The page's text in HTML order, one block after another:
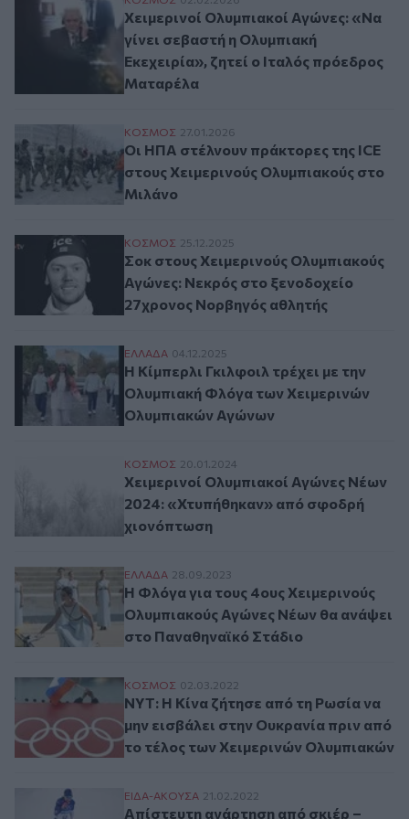
Χειμερινοί Ολυμπιακοί Αγώνες: «Να
γίνει σεβαστή η Ολυμπιακή
Εκεχειρία», ζητεί ο Ιταλός πρόεδρος
Ματαρέλα
Οι ΗΠΑ στέλνουν πράκτορες της ICE
ΚΟΣΜΟΣ 27.01.2026
Οι ΗΠΑ στέλνουν πράκτορες της ICE
στους Χειμερινούς Ολυμπιακούς στο
Μιλάνο
Σοκ στους Χειμερινούς Ολυμπιακούς
ΚΟΣΜΟΣ 25.12.2025
Σοκ στους Χειμερινούς Ολυμπιακούς
Αγώνες: Νεκρός στο ξενοδοχείο
27χρονος Νορβηγός αθλητής
Η Κίμπερλι Γκιλφοιλ τρέχει με την
ΕΛΛAΔΑ 04.12.2025
Η Κίμπερλι Γκιλφοιλ τρέχει με την
Ολυμπιακή Φλόγα των Χειμερινών
Ολυμπιακών Αγώνων
Χειμερινοί Ολυμπιακοί Αγώνες Νέων
ΚΟΣΜΟΣ 20.01.2024
Χειμερινοί Ολυμπιακοί Αγώνες Νέων
2024: «Χτυπήθηκαν» από σφοδρή
χιονόπτωση
H Φλόγα για τους 4ους Χειμερινούς
ΕΛΛAΔΑ 28.09.2023
H Φλόγα για τους 4ους Χειμερινούς
Ολυμπιακούς Αγώνες Νέων θα ανάψει
στο Παναθηναϊκό Στάδιο
ΝΥΤ: Η Κίνα ζήτησε από τη Ρωσία να μην
ΚΟΣΜΟΣ 02.03.2022
ΝΥΤ: Η Κίνα ζήτησε από τη Ρωσία να
μην εισβάλει στην Ουκρανία πριν από
το τέλος των Χειμερινών Ολυμπιακών
Απίστευτη ανάρτηση από σκιέρ –
ΕΙΔΑ-ΑΚΟΥΣΑ 21.02.2022
Απίστευτη ανάρτηση από σκιέρ –